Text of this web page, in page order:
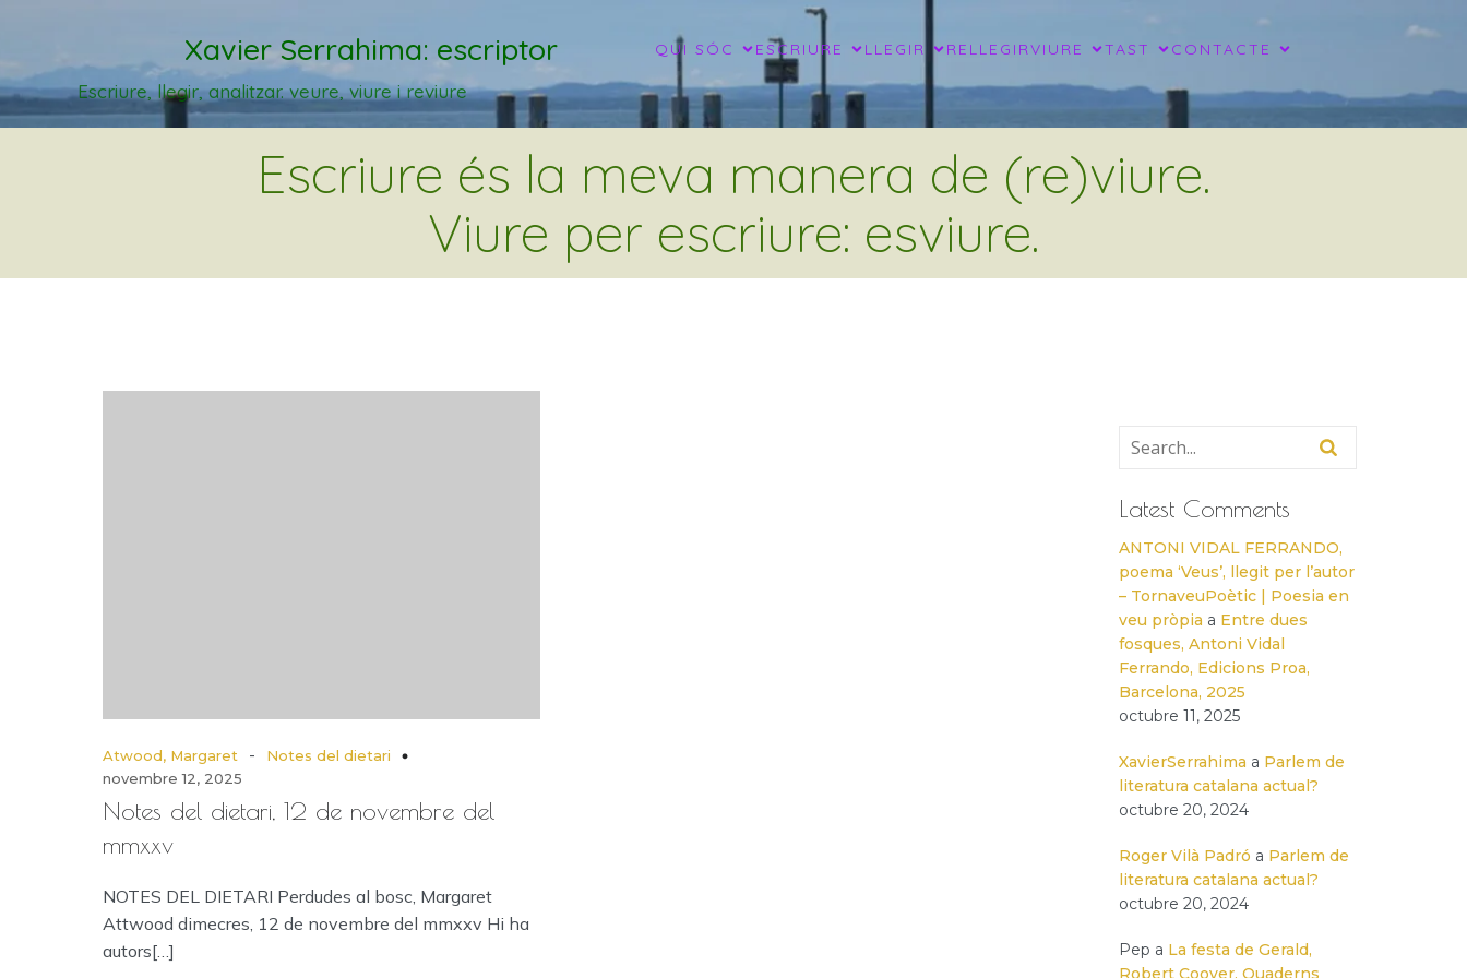
Xavier Serrahima: escriptor QUI SÓC ESCRIURE LLEGIR RELLEGIRVIURE TAST CONTACTE
Escriure, llegir, analitzar. veure, viure i reviure
Escriure és la meva manera de (re)viure.
Viure per escriure: esviure.
Atwood, Margaret -
Notes del dietari
novembre 12, 2025
Notes del dietari, 12 de novembre del
mmxxv
NOTES DEL DIETARI Perdudes al bosc, Margaret
Attwood dimecres, 12 de novembre del mmxxv Hi ha
autors[…]
Latest Comments
ANTONI VIDAL FERRANDO,
poema ‘Veus’, llegit per l’autor
– TornaveuPoètic | Poesia en
veu pròpia a Entre dues
fosques, Antoni Vidal
Ferrando, Edicions Proa,
Barcelona, 2025
octubre 11, 2025
XavierSerrahima a Parlem de
literatura catalana actual?
octubre 20, 2024
Roger Vilà Padró a Parlem de
literatura catalana actual?
octubre 20, 2024
Pep a La festa de Gerald,
Robert Coover, Quaderns